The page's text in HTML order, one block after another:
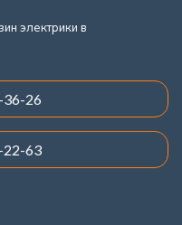
электрики в
36-26
22-63